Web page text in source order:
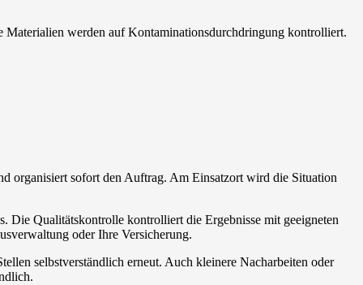
Materialien werden auf Kontaminationsdurchdringung kontrolliert.
organisiert sofort den Auftrag. Am Einsatzort wird die Situation
Die Qualitätskontrolle kontrolliert die Ergebnisse mit geeigneten
oder Ihre Versicherung.
selbstverständlich erneut. Auch kleinere Nacharbeiten oder